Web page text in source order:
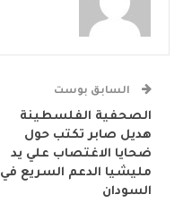
السابق بوست
الصحفية الفلسطينة
هديل صابر تكتب حول
ضحايا الاغتصاب علي يد
مليشيا الدعم السريع في
السودان